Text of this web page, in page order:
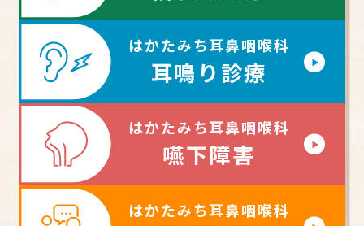
はかたみち耳鼻咽喉科
耳鳴り診療
はかたみち耳鼻咽喉科
嚥下障害
はかたみち耳鼻咽喉科